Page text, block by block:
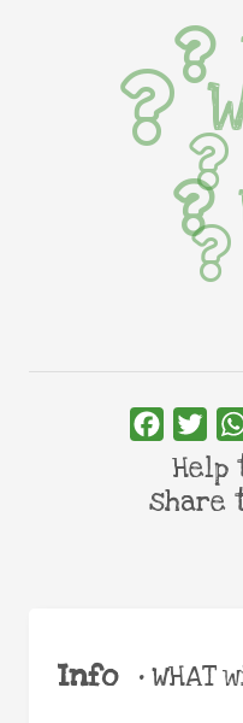
Info •WHAT
Facebook
Help
share